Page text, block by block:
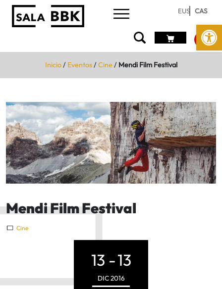
Abrir
EUS CAS
Inicio/ Eventos/Cine/ Mendi Film Festival
Mendi Film Festival
Cine
13 -13
DIC2016